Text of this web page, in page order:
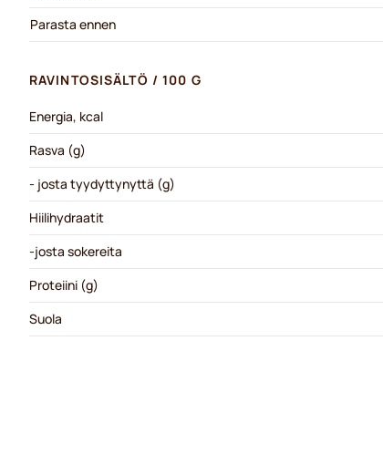
Parasta ennen
RAVINTOSISÄLTÖ / 100 G
Energia, kcal
Rasva (g)
- josta tyydyttynyttä (g)
Hiilihydraatit
-josta sokereita
Proteiini (g)
Suola